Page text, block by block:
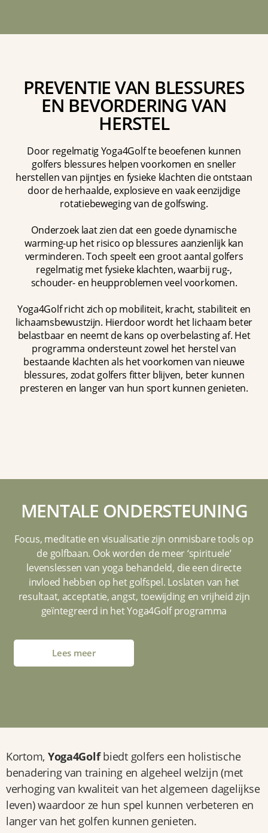
PREVENTIE VAN BLESSURES
EN BEVORDERING VAN
HERSTEL
Door regelmatig Yoga4Golf te beoefenen kunnen
golfers blessures helpen voorkomen en sneller
herstellen van pijntjes en fysieke klachten die ontstaan
door de herhaalde, explosieve en vaak eenzijdige
rotatiebeweging van de golfswing.
Onderzoek laat zien dat een goede dynamische
warming-up het risico op blessures aanzienlijk kan
verminderen. Toch speelt een groot aantal golfers
regelmatig met fysieke klachten, waarbij rug-,
schouder- en heupproblemen veel voorkomen.
Yoga4Golf richt zich op mobiliteit, kracht, stabiliteit en
lichaamsbewustzijn. Hierdoor wordt het lichaam beter
belastbaar en neemt de kans op overbelasting af. Het
programma ondersteunt zowel het herstel van
bestaande klachten als het voorkomen van nieuwe
blessures, zodat golfers fitter blijven, beter kunnen
presteren en langer van hun sport kunnen genieten.
MENTALE ONDERSTEUNING
Focus, meditatie en visualisatie zijn onmisbare tools op
de golfbaan. Ook worden de meer ‘spirituele’
levenslessen van yoga behandeld, die een directe
invloed hebben op het golfspel. Loslaten van het
resultaat, acceptatie, angst, toewijding en vrijheid zijn
geïntegreerd in het Yoga4Golf programma
Lees meer
Kortom, Yoga4Golfbiedt golfers een holistische
benadering van training en algeheel welzijn (met
verhoging van kwaliteit van het algemeen dagelijkse
leven) waardoor ze hun spel kunnen verbeteren en
langer van het golfen kunnen genieten.